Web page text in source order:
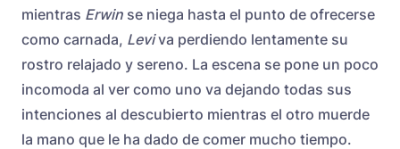
mientras Erwin se niega hasta el punto de ofrecerse
como carnada, Leviva perdiendo lentamente su
rostro relajado y sereno. La escena se pone un poco
incomoda al ver como uno va dejando todas sus
intenciones al descubierto mientras el otro muerde
la mano que le ha dado de comer mucho tiempo.